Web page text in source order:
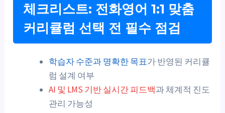
체크리스트: 전화영어 1:1 맞춤
커리큘럼 선택 전 필수 점검
학습자 수준과 명확한 목표가 반영된 커리큘
럼 설계 여부
AI 및 LMS 기반 실시간 피드백과 체계적 진도
관리 가능성